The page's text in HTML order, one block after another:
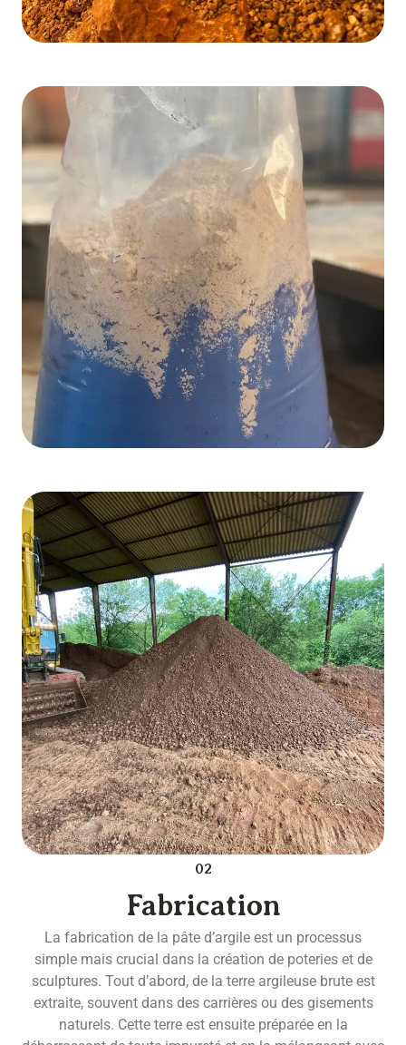
02
Fabrication
La fabrication de la pâte d’argile est un processus
simple mais crucial dans la création de poteries et de
sculptures. Tout d’abord, de la terre argileuse brute est
extraite, souvent dans des carrières ou des gisements
naturels. Cette terre est ensuite préparée en la